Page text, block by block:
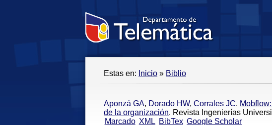
Estas en: Inicio » Biblio
Aponzá GA, Dorado HW, Corrales JC.
de la organización. Revista Ingenierías
Marcado XML BibTex Google Scholar